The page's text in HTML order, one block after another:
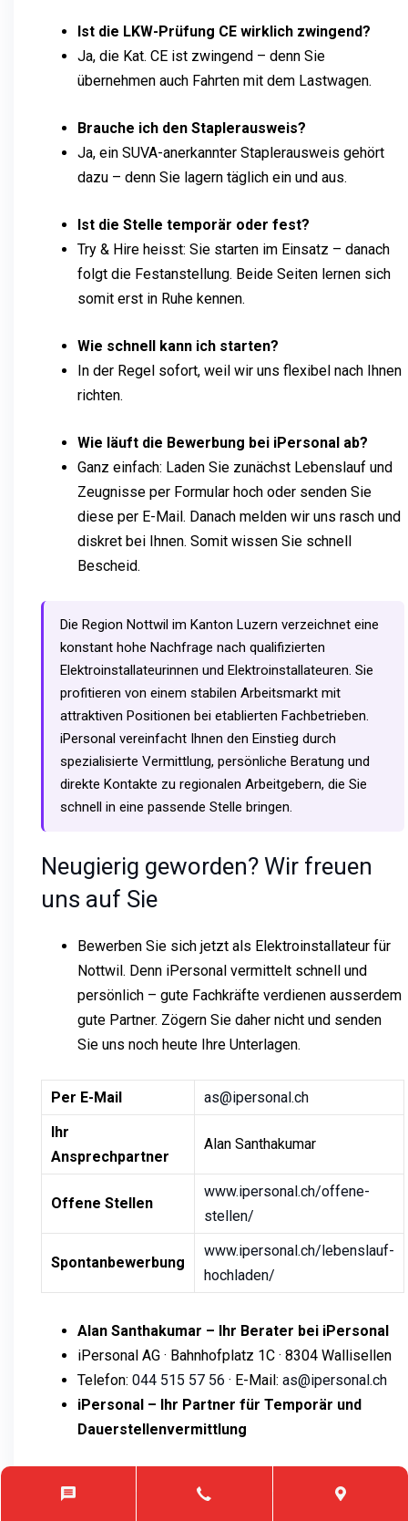
Ist die LKW-Prüfung CE wirklich zwingend?
Ja, die Kat. CE ist zwingend – denn Sie
übernehmen auch Fahrten mit dem Lastwagen.
Brauche ich den Staplerausweis?
Ja, ein SUVA-anerkannter Staplerausweis gehört
dazu – denn Sie lagern täglich ein und aus.
Ist die Stelle temporär oder fest?
Try & Hire heisst: Sie starten im Einsatz – danach
folgt die Festanstellung. Beide Seiten lernen sich
somit erst in Ruhe kennen.
Wie schnell kann ich starten?
In der Regel sofort, weil wir uns flexibel nach Ihnen
richten.
Wie läuft die Bewerbung bei iPersonal ab?
Ganz einfach: Laden Sie zunächst Lebenslauf und
Zeugnisse per Formular hoch oder senden Sie
diese per E-Mail. Danach melden wir uns rasch und
diskret bei Ihnen. Somit wissen Sie schnell
Bescheid.
Die Region Nottwil im Kanton Luzern verzeichnet eine
konstant hohe Nachfrage nach qualifizierten
Elektroinstallateurinnen und Elektroinstallateuren. Sie
profitieren von einem stabilen Arbeitsmarkt mit
attraktiven Positionen bei etablierten Fachbetrieben.
iPersonal vereinfacht Ihnen den Einstieg durch
spezialisierte Vermittlung, persönliche Beratung und
direkte Kontakte zu regionalen Arbeitgebern, die Sie
schnell in eine passende Stelle bringen.
Neugierig geworden? Wir freuen
uns auf Sie
Bewerben Sie sich jetzt als Elektroinstallateur für
Nottwil. Denn iPersonal vermittelt schnell und
persönlich – gute Fachkräfte verdienen ausserdem
gute Partner. Zögern Sie daher nicht und senden
Sie uns noch heute Ihre Unterlagen.
Per E-Mail
as@ipersonal.ch
Ihr
Ansprechpartner
Alan Santhakumar
Offene Stellen
www.ipersonal.ch/offene-
stellen/
Spontanbewerbung
www.ipersonal.ch/lebenslauf-
hochladen/
Alan Santhakumar – Ihr Berater bei iPersonal
iPersonal AG · Bahnhofplatz 1C · 8304 Wallisellen
Telefon: 044 515 57 56 · E-Mail: as@ipersonal.ch
iPersonal – Ihr Partner für Temporär und
Dauerstellenvermittlung